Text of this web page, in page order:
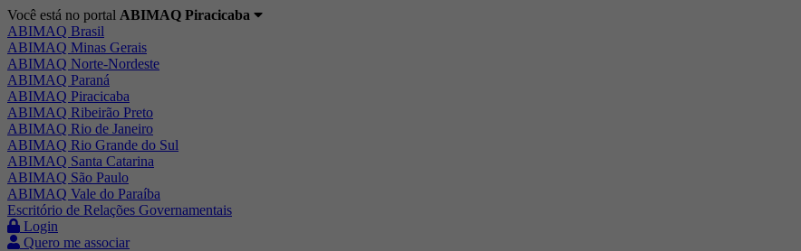
Você está no portal ABIMAQ Piracicaba
ABIMAQ Brasil
ABIMAQ Minas Gerais
ABIMAQ Norte-Nordeste
ABIMAQ Paraná
ABIMAQ Piracicaba
ABIMAQ Ribeirão Preto
ABIMAQ Rio de Janeiro
ABIMAQ Rio Grande do Sul
ABIMAQ Santa Catarina
ABIMAQ São Paulo
ABIMAQ Vale do Paraíba
Escritório de Relações Governamentais
Login
Quero me associar